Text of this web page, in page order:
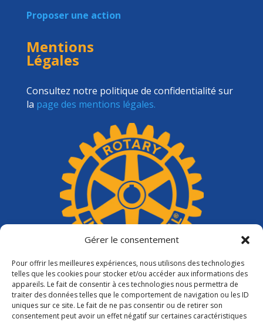
Gérer le consentement
Pour offrir les meilleures expériences, nous utilisons des technologies
telles que les cookies pour stocker et/ou accéder aux informations des
appareils. Le fait de consentir à ces technologies nous permettra de
traiter des données telles que le comportement de navigation ou les ID
uniques sur ce site. Le fait de ne pas consentir ou de retirer son
consentement peut avoir un effet négatif sur certaines caractéristiques
Proposer une action
Mentions
Légales
Consultez notre politique de confidentialité sur
la page des mentions légales.